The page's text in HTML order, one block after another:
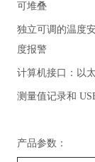
可堆叠
独立可调的温度
度报警
计算机接口：以
测量值记录和
产品参数：